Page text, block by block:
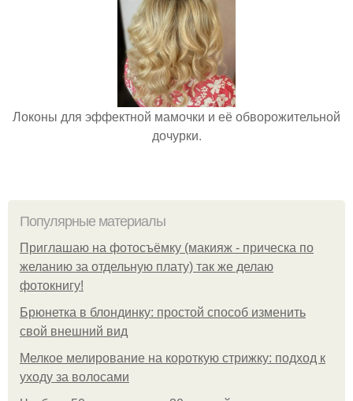
Локоны для эффектной мамочки и её обворожительной
дочурки.
Популярные материалы
Приглашаю на фотосъёмку (макияж - прическа по
желанию за отдельную плату) так же делаю
фотокнигу!
Брюнетка в блондинку: простой способ изменить
свой внешний вид
Мелкое мелирование на короткую стрижку: подход к
уходу за волосами